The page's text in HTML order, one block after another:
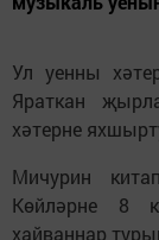
Ул уенны
Яраткан
хәтерне
Мичурин
Көйләрне 8
хайваннар